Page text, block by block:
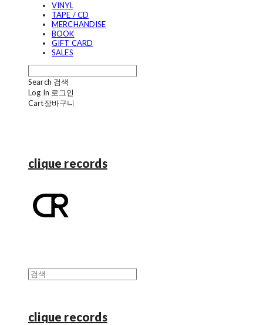
VINYL
TAPE / CD
MERCHANDISE
BOOK
GIFT CARD
SALES
Search 검색
Log In 로그인
Cart장바구니
clique records
clique records